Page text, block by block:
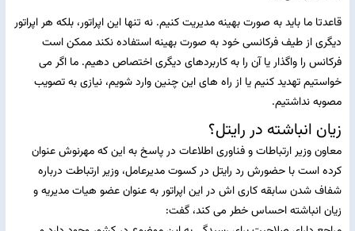
قاعدتا ما باید به صورت بهینه مدیریت کنیم. نه تنها این اپراتور، بلکه هر اپراتور
دیگری از طیف فرکانسی خود به صورت بهینه استفاده نکند ممکن است
فرکانس را واگذار یا آن را به کاربردهای دیگری اختصاص دهیم. ما اگر می
خواستیم تهدید کنیم یا از راه های این چنین وارد شویم، نیازی به تصویب
مصوبه نداشتیم.
زیان انباشته در رایتل؟
معاون وزیر ارتباطات و فناوری اطلاعات در پاسخ به این که مهرنوش عنوان
کرده است با حضورش رد رایتل در کسوت مدیرعامل، وزیر ارتباطت درباره
شفاف شدن سابقه کاری اش در این اپراتور به عنوان عضو هیات مدیریه و
زیان انباشته احساس خطر می کند، گفت: